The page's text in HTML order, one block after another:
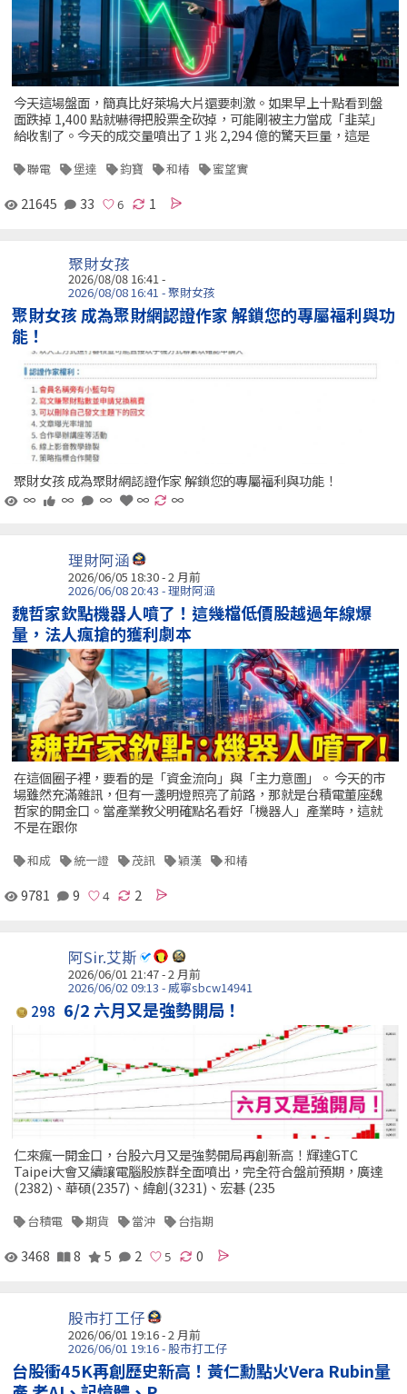
今天這場盤面，簡真比好萊塢大片還要刺激。如果早上十點看到盤
面跌掉 1,400 點就嚇得把股票全砍掉，可能剛被主力當成「韭菜」
給收割了。今天的成交量噴出了 1 兆 2,294 億的驚天巨量，這是
聯電 堡達 鈞寶 和椿 蜜望實
21645 33 1
聚財女孩
2026/08/08 16:41 -
2026/08/08 16:41 - 聚財女孩
聚財女孩 成為聚財網認證作家 解鎖您的專屬福利與功
能！
聚財女孩 成為聚財網認證作家 解鎖您的專屬福利與功能！
∞
∞ ∞ ∞ ∞
理財阿涵
2026/06/05 18:30 - 2 月前
2026/06/08 20:43 - 理財阿涵
魏哲家欽點機器人噴了！這幾檔低價股越過年線爆
量，法人瘋搶的獲利劇本
在這個圈子裡，要看的是「資金流向」與「主力意圖」。 今天的市
場雖然充滿雜訊，但有一盞明燈照亮了前路，那就是台積電董座魏
哲家的開金口。當產業教父明確點名看好「機器人」產業時，這就
不是在跟你
和成 統一證 茂訊 穎漢 和椿
9781 9 2
阿Sir.艾斯
2026/06/01 21:47 - 2 月前
2026/06/02 09:13 - 威寧sbcw14941
298 6/2 六月又是強勢開局！
仁來瘋一開金口，台股六月又是強勢開局再創新高！輝達GTC
Taipei大會又續讓電腦股族群全面噴出，完全符合盤前預期，廣達
(2382)、華碩(2357)、緯創(3231)、宏碁 (235
台積電 期貨 當沖 台指期
3468 8 5 2 0
股市打工仔
2026/06/01 19:16 - 2 月前
2026/06/01 19:16 - 股市打工仔
台股衝45K再創歷史新高！黃仁勳點火Vera Rubin量